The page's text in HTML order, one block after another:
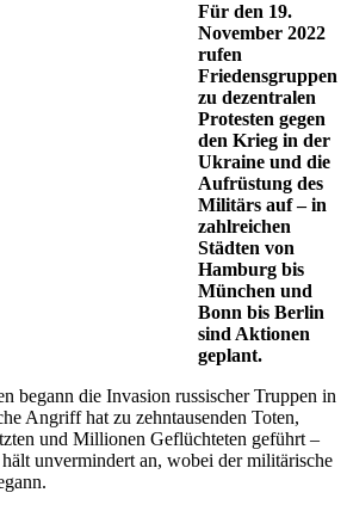
Für den 19.
November 2022
rufen
Friedensgruppen
zu dezentralen
Protesten gegen
den Krieg in der
Ukraine und die
Aufrüstung des
Militärs auf – in
zahlreichen
Städten von
Hamburg bis
München und
Bonn bis Berlin
sind Aktionen
geplant.
begann die Invasion russischer Truppen in
Angriff hat zu zehntausenden Toten,
und Millionen Geflüchteten geführt –
unvermindert an, wobei der militärische